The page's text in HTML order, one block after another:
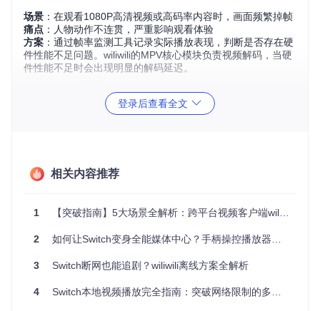
场景 ：在观看1080P高清视频或高码率内容时，画面频繁掉帧
痛点 ：人物动作不连贯，严重影响观看体验
方案 ：通过帧率监测工具记录实际播放表现，判断是否存在硬
件性能不足问题。wiliwili的MPV核心模块负责视频解码，当硬
件性能不足时会出现明显的解码延迟。
1.2 弹幕渲染延迟问题
：大量弹幕同时出现时，文字显示滞后或卡顿
示效果。
场景
：打开wiliwili应用或切换视频时等待时间过长
方案
：记录应用启动时间和视频加载速度，对比标准值判断是
响启动速度。
性能对比卡片
登录后查看全文
相关内容推荐
1 【突破指南】5大场景全解析：跨平台视频客户端wiliwili使用秘籍
2 如何让Switch变身全能媒体中心？手柄操控播放器打造移动娱乐新体验
3 Switch断网也能追剧？wiliwili离线方案全解析
4 Switch本地视频播放完全指南：突破网络限制的多媒体解决方案